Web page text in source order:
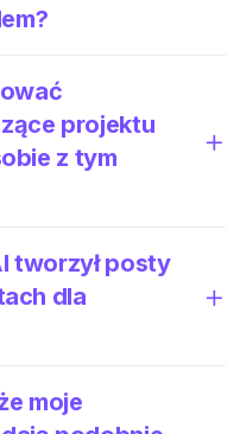
projektu
z tym
tworzył posty
dla
moje